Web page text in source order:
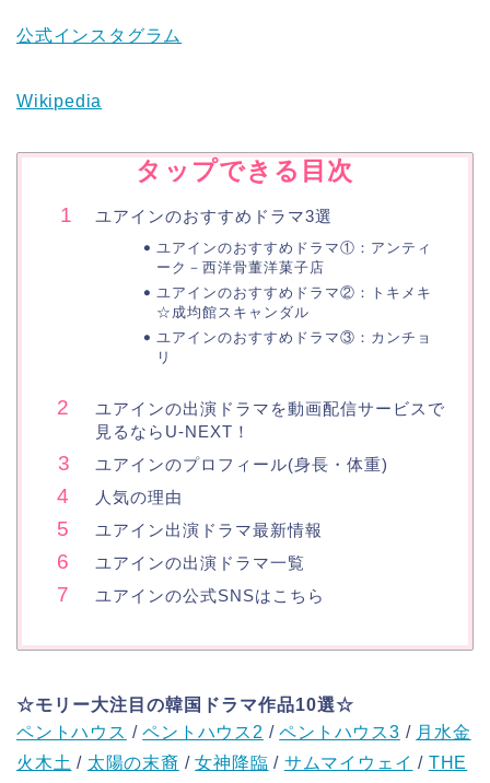
公式インスタグラム
Wikipedia
タップできる目次
ユアインのおすすめドラマ3選
ユアインのおすすめドラマ①：アンティ
ーク－西洋骨董洋菓子店
ユアインのおすすめドラマ②：トキメキ
☆成均館スキャンダル
ユアインのおすすめドラマ③：カンチョ
リ
ユアインの出演ドラマを動画配信サービスで
見るならU-NEXT！
ユアインのプロフィール(身長・体重)
人気の理由
ユアイン出演ドラマ最新情報
ユアインの出演ドラマ一覧
ユアインの公式SNSはこちら
☆モリー大注目の韓国ドラマ作品10選☆
ペントハウス /ペントハウス2 /ペントハウス3 / 月水金
火木土 / 太陽の末裔 /女神降臨 / サムマイウェイ / THE